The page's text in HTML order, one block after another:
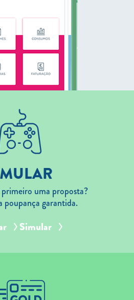
uma proposta?
poupança garantida.
Simular